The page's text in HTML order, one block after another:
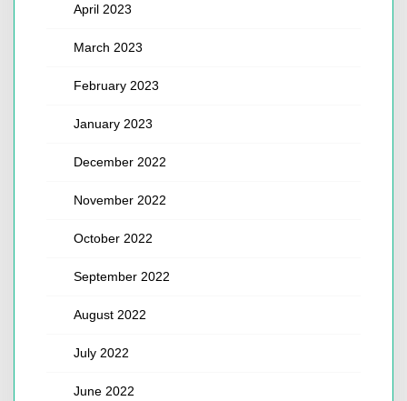
April 2023
March 2023
February 2023
January 2023
December 2022
November 2022
October 2022
September 2022
August 2022
July 2022
June 2022